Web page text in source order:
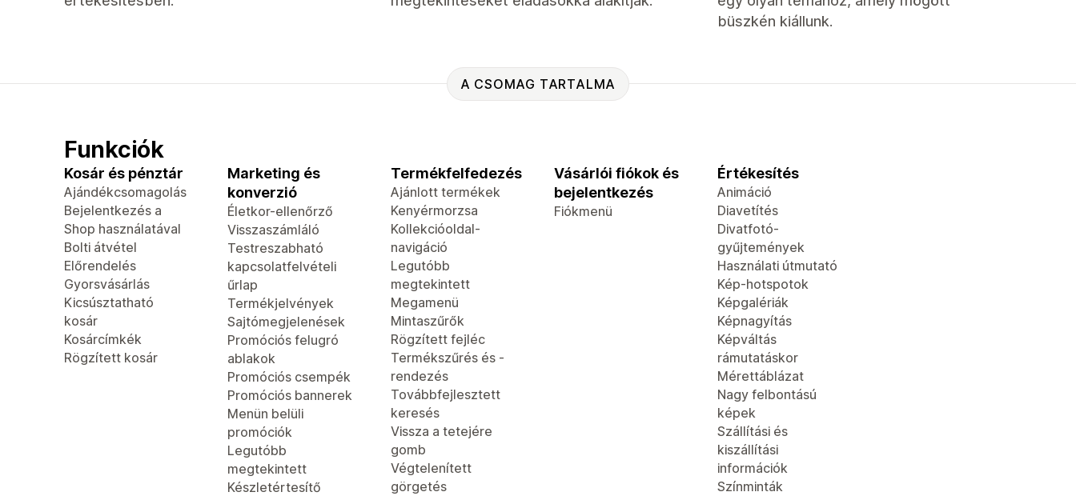
büszkén kiállunk.
A CSOMAG TARTALMA
Funkciók
Kosár és pénztár
Ajándékcsomagolás
Bejelentkezés a
Shop használatával
Bolti átvétel
Előrendelés
Gyorsvásárlás
Kicsúsztatható
kosár
Kosárcímkék
Rögzített kosár
Marketing és
konverzió
Életkor-ellenőrző
Visszaszámláló
Testreszabható
kapcsolatfelvételi
űrlap
Termékjelvények
Sajtómegjelenések
Promóciós felugró
ablakok
Promóciós csempék
Promóciós bannerek
Menün belüli
promóciók
Legutóbb
megtekintett
Készletértesítő
Termékfelfedezés
Ajánlott termékek
Kenyérmorzsa
Kollekcióoldal-
navigáció
Legutóbb
megtekintett
Megamenü
Mintaszűrők
Rögzített fejléc
Termékszűrés és -
rendezés
Továbbfejlesztett
keresés
Vissza a tetejére
gomb
Végtelenített
görgetés
Vásárlói fiókok és
bejelentkezés
Fiókmenü
Értékesítés
Animáció
Diavetítés
Divatfotó-
gyűjtemények
Használati útmutató
Kép-hotspotok
Képgalériák
Képnagyítás
Képváltás
rámutatáskor
Mérettáblázat
Nagy felbontású
képek
Szállítási és
kiszállítási
információk
Színminták